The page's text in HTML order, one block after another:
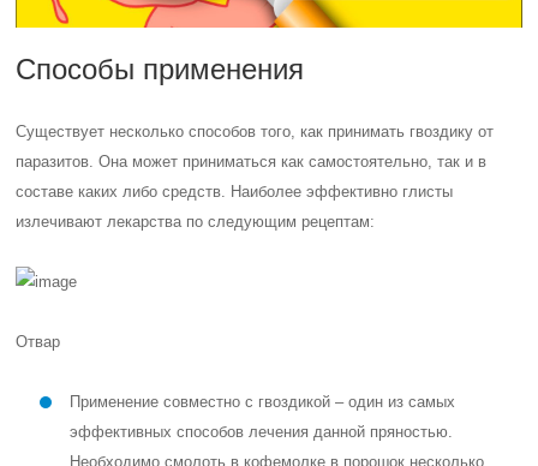
Способы применения
Существует несколько способов того, как принимать гвоздику от
паразитов. Она может приниматься как самостоятельно, так и в
составе каких либо средств. Наиболее эффективно глисты
излечивают лекарства по следующим рецептам:
Отвар
Применение совместно с гвоздикой – один из самых
эффективных способов лечения данной пряностью.
Необходимо смолоть в кофемолке в порошок несколько